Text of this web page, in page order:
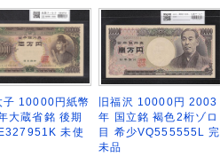
子 10000円紙幣
大蔵省銘 後期
未使
旧福沢 10000円 2003
年 国立銘 褐色2桁ゾロ
目 希少VQ555555L 完
未品